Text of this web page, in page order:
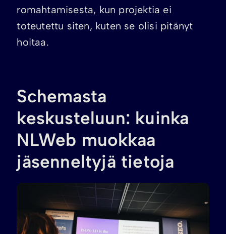
romahtamisesta, kun projektia ei
toteutettu siten, kuten se olisi pitänyt
hoitaa.
Schemasta
keskusteluun: kuinka
NLWeb muokkaa
jäsenneltyjä tietoja